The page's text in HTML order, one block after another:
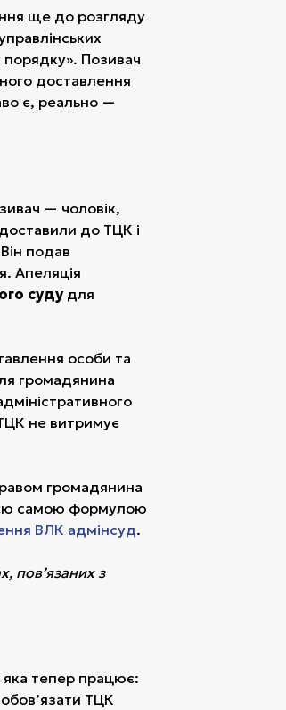
ще до розгляду
порядку». Позивач
доставлення
є, реально —
— чоловік,
до ТЦК і
подав
Апеляція
судудля
особи та
громадянина
не витримує
громадянина
самою формулою
ВЛК адмінсуд.
пов’язаних з
яка тепер працює:
ТЦК